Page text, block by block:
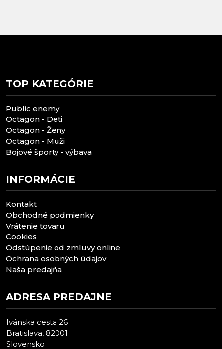
TOP KATEGÓRIE
Public enemy
Octagon - Deti
Octagon - Ženy
Octagon - Muži
Bojové športy - výbava
INFORMÁCIE
Kontakt
Obchodné podmienky
Vrátenie tovaru
Cookies
Odstúpenie od zmluvy online
Ochrana osobných údajov
Naša predajňa
ADRESA PREDAJNE
Ivánska cesta 26
Bratislava, 82001
Slovensko